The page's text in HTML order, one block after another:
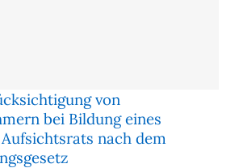
von
bei Bildung eines
nach dem